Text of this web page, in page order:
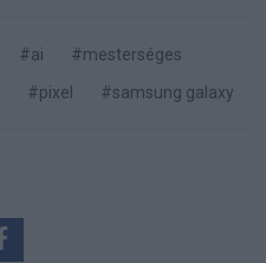
#ai
#mesterséges
#pixel #samsung galaxy